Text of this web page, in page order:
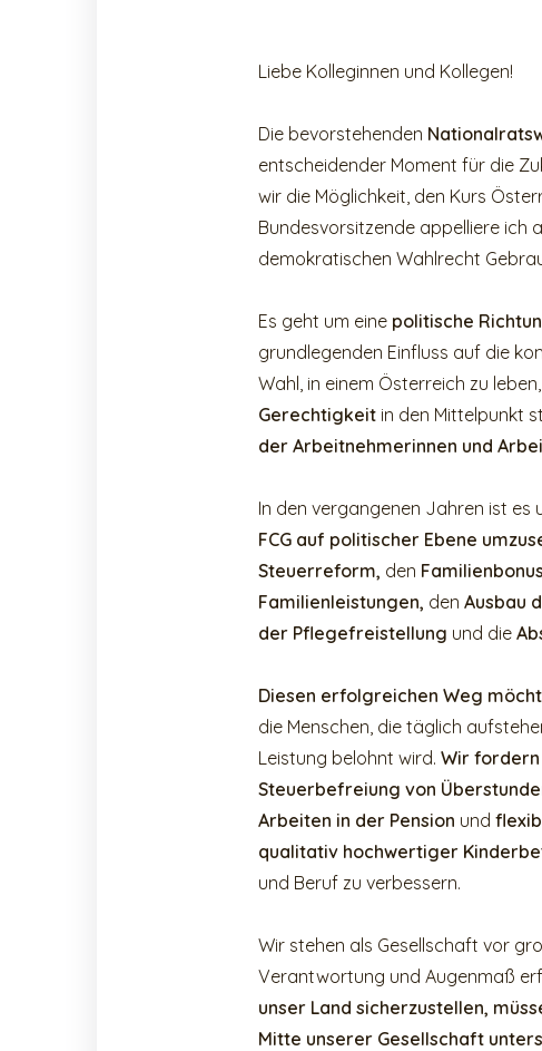
Liebe Kolleginnen und Kollegen!
Die bevorstehenden
entscheidender Moment für die
wir die Möglichkeit, den Kurs
Bundesvorsitzende appelliere ich
demokratischen Wahlrecht
Es geht um eine politische
grundlegenden Einfluss auf die
Wahl, in einem Österreich zu
Gerechtigkeitin den Mittelpunkt
der Arbeitnehmerinnen und
In den vergangenen Jahren ist es
FCG auf politischer Ebene
Steuerreform, den
Familienleistungen, den Ausbau
der Pflegefreistellung und die
Diesen erfolgreichen Weg
die Menschen, die täglich
Leistung belohnt wird. Wir
Steuerbefreiung von
Arbeiten in der Pension und
qualitativ hochwertiger
und Beruf zu verbessern.
Wir stehen als Gesellschaft vor
Verantwortung und Augenmaß
unser Land sicherzustellen,
Mitte unserer Gesellschaft